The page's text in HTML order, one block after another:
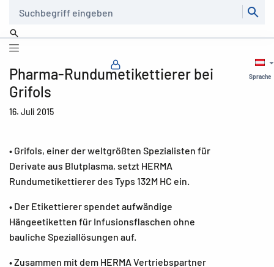
Sprache
Pharma-Rundumetikettierer bei
Grifols
16. Juli 2015
• Grifols, einer der weltgrößten Spezialisten für
Derivate aus Blutplasma, setzt HERMA
Rundumetikettierer des Typs 132M HC ein.
• Der Etikettierer spendet aufwändige
Hängeetiketten für Infusionsflaschen ohne
bauliche Speziallösungen auf.
• Zusammen mit dem HERMA Vertriebspartner